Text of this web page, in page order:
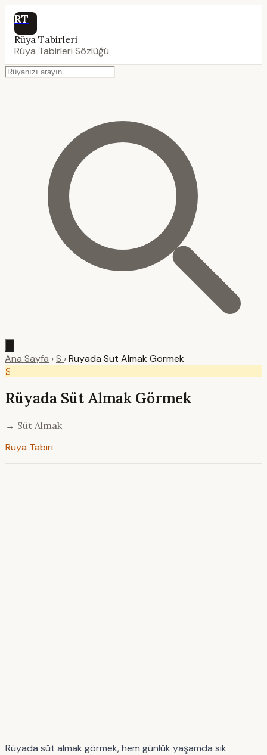
RT
Rüya Tabirleri
Rüya Tabirleri Sözlüğü
Ana Sayfa ›S ›Rüyada Süt Almak Görmek
S
Rüyada Süt Almak Görmek
→ Süt Almak
Rüya Tabiri
Rüyada süt almak görmek, hem günlük yaşamda sık